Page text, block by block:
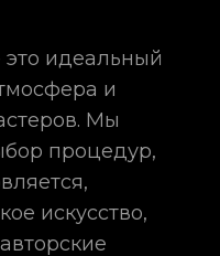
это идеальный
и
Мы
процедур,
искусство,